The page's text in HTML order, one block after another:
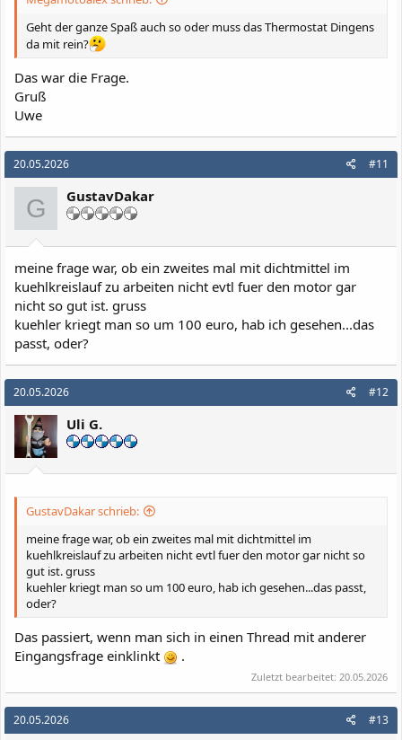
Geht der ganze Spaß auch so oder muss das Thermostat Dingens
da mit rein?
Das war die Frage.
Gruß
Uwe
20.05.2026 #11
G GustavDakar
meine frage war, ob ein zweites mal mit dichtmittel im
kuehlkreislauf zu arbeiten nicht evtl fuer den motor gar
nicht so gut ist. gruss
kuehler kriegt man so um 100 euro, hab ich gesehen...das
passt, oder?
20.05.2026 #12
Uli G.
GustavDakar schrieb:
meine frage war, ob ein zweites mal mit dichtmittel im
kuehlkreislauf zu arbeiten nicht evtl fuer den motor gar nicht so
gut ist. gruss
kuehler kriegt man so um 100 euro, hab ich gesehen...das passt,
oder?
Das passiert, wenn man sich in einen Thread mit anderer
Eingangsfrage einklinkt
.
Zuletzt bearbeitet: 20.05.2026
20.05.2026 #13